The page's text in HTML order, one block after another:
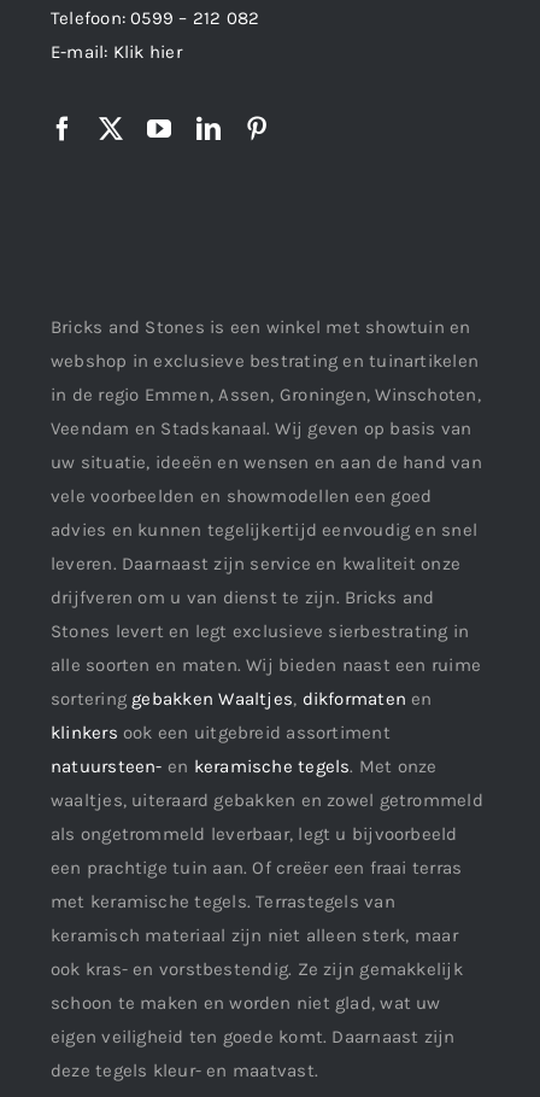
Telefoon:0599 – 212 082
E-mail: Klik hier
Bricks and Stones is een winkel met showtuin en
webshop in exclusieve bestrating en tuinartikelen
in de regio Emmen, Assen, Groningen, Winschoten,
Veendam en Stadskanaal. Wij geven op basis van
uw situatie, ideeën en wensen en aan de hand van
vele voorbeelden en showmodellen een goed
advies en kunnen tegelijkertijd eenvoudig en snel
leveren. Daarnaast zijn service en kwaliteit onze
drijfveren om u van dienst te zijn. Bricks and
Stones levert en legt exclusieve sierbestrating in
alle soorten en maten. Wij bieden naast een ruime
sortering gebakken Waaltjes, dikformaten en
klinkers ook een uitgebreid assortiment
natuursteen- en keramische tegels. Met onze
waaltjes, uiteraard gebakken en zowel getrommeld
als ongetrommeld leverbaar, legt u bijvoorbeeld
een prachtige tuin aan. Of creëer een fraai terras
met keramische tegels. Terrastegels van
keramisch materiaal zijn niet alleen sterk, maar
ook kras- en vorstbestendig. Ze zijn gemakkelijk
schoon te maken en worden niet glad, wat uw
eigen veiligheid ten goede komt. Daarnaast zijn
deze tegels kleur- en maatvast.